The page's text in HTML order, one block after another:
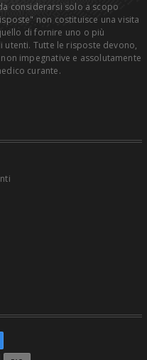
considerarsi solo a scopo
non costituisce una visita
di fornire uno o più
Tutte le risposte devono,
impegnative e assolutamente
curante.